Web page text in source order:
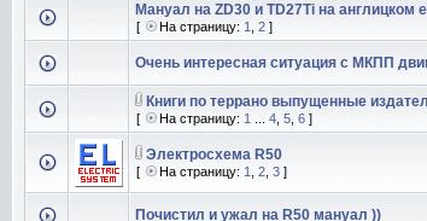
Мануал на ZD30 и TD27Ti на англицком
[ На страницу: 1 2 ]
Очень интересная ситуация с МКПП
Книги по террано выпущенные
[ На страницу: 1 4 5 6 ]
Электросхема R50
[ На страницу: 1 2 3 ]
Почистил и ужал на R50 мануал ))